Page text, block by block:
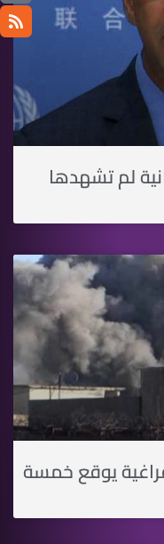
لم تشهدها
يوقع خمسة